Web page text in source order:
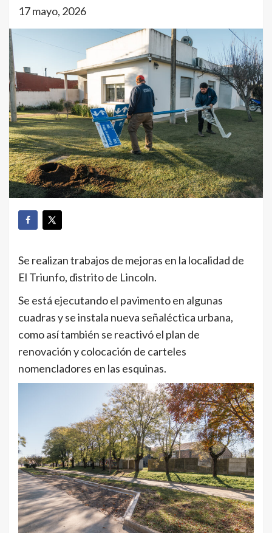
17 mayo, 2026
Se realizan trabajos de mejoras en la localidad de
El Triunfo, distrito de Lincoln.
Se está ejecutando el pavimento en algunas
cuadras y se instala nueva señaléctica urbana,
como así también se reactivó el plan de
renovación y colocación de carteles
nomencladores en las esquinas.